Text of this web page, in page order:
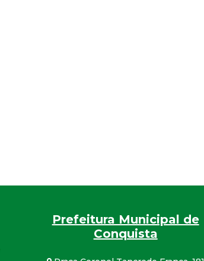
Prefeitura Municipal de
Conquista